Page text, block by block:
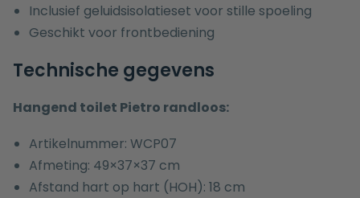
Inclusief geluidsisolatieset voor stille spoeling
Geschikt voor frontbediening
Technische gegevens
Hangend toilet Pietro randloos:
Artikelnummer: WCP07
Afmeting: 49×37×37 cm
Afstand hart op hart (HOH): 18 cm